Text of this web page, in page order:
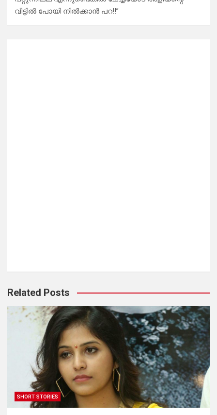
വീട്ടിൽ പോയി നിൽക്കാൻ പറ!!”
Related Posts
SHORT STORIES